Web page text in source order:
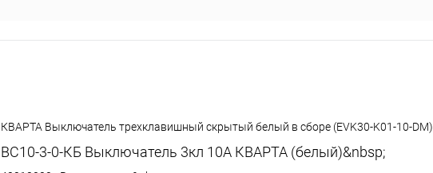
КВАРТА Выключатель трехклавишный скрытый белый в сборе (EVK30-K01-10-DM)
ВС10-3-0-КБ Выключатель 3кл 10А КВАРТА (белый)&nbsp;